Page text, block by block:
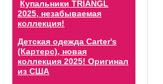
Купальники TRIANGL
2025, незабываемая
коллекция!
Детская одежда Carter's
(Картерс), новая
коллекция 2025! Оригинал
из США